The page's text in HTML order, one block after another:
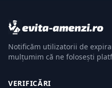
Notificăm utilizatorii de
mulțumim că ne folosești
VERIFICĂRI